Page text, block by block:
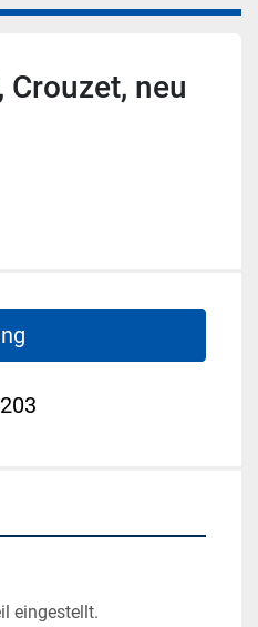
Crouzet, neu
eingestellt.